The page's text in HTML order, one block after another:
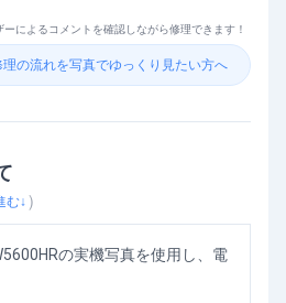
電池交換
ーによるコメントを確認しながら修理できます！
理の流れを写真でゆっくり見たい方へ
む↓ ）
の実機写真を使用し、電